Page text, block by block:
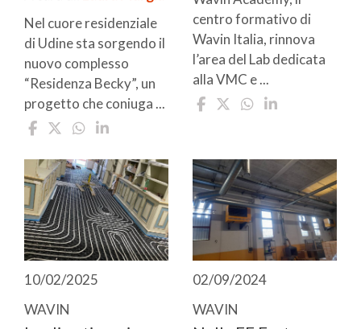
Nel cuore residenziale
di Udine sta sorgendo il
nuovo complesso
“Residenza Becky”, un
progetto che coniuga ...
centro formativo di
Wavin Italia, rinnova
l’area del Lab dedicata
alla VMC e ...
10/02/2025
WAVIN
02/09/2024
WAVIN